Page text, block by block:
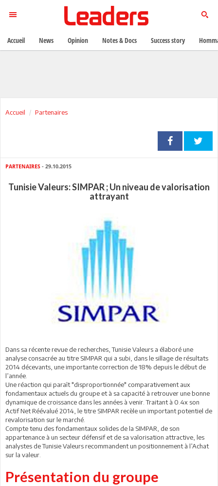
Accueil Partenaires
PARTENAIRES - 29.10.2015
Tunisie Valeurs: SIMPAR ; Un niveau de valorisation
attrayant
Dans sa récente revue de recherches, Tunisie Valeurs a élaboré une
analyse consacrée au titre SIMPAR qui a subi, dans le sillage de résultats
2014 décevants, une importante correction de 18% depuis le début de
l’année.
Une réaction qui paraît "disproportionnée" comparativement aux
fondamentaux actuels du groupe et à sa capacité à retrouver une bonne
dynamique de croissance dans les années à venir. Traitant à 0.4x son
Actif Net Réévalué 2014, le titre SIMPAR recèle un important potentiel de
revalorisation sur le marché.
Compte tenu des fondamentaux solides de la SIMPAR, de son
appartenance à un secteur défensif et de sa valorisation attractive, les
analystes de Tunisie Valeurs recommandent un positionnement à l’Achat
sur la valeur.
Présentation du groupe
Accueil News Opinion Notes & Docs Success story